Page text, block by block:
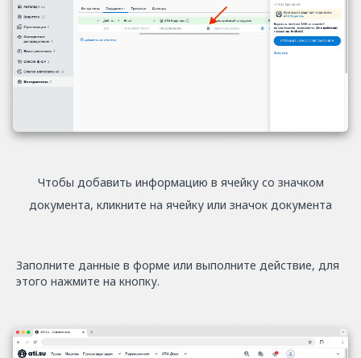
Чтобы добавить информацию в ячейку со значком
документа, кликните на ячейку или значок документа
Заполните данные в форме или выполните действие, для
этого нажмите на кнопку.